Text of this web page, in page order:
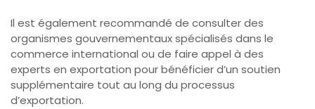
Il est également recommandé de consulter des
organismes gouvernementaux spécialisés dans le
commerce international ou de faire appel à des
experts en exportation pour bénéficier d’un soutien
supplémentaire tout au long du processus
d’exportation.